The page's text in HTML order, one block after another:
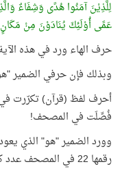
لِلَّذِيْنَ آمَنُوا هُدًى وَشِفَاءٌ
عَمًى أُوْلَئِكَ يُنَادَوْنَ مِنْ
حرف الهاء ورد في هذه الآية 7 مرّات، وحرف الواو ورد 15
وبذلك فإن حرفي الضمير "هو"
فُصِّلَت في المصحف!
رقمها 22 في المصحف عدد كلماتها 23 كلمة!